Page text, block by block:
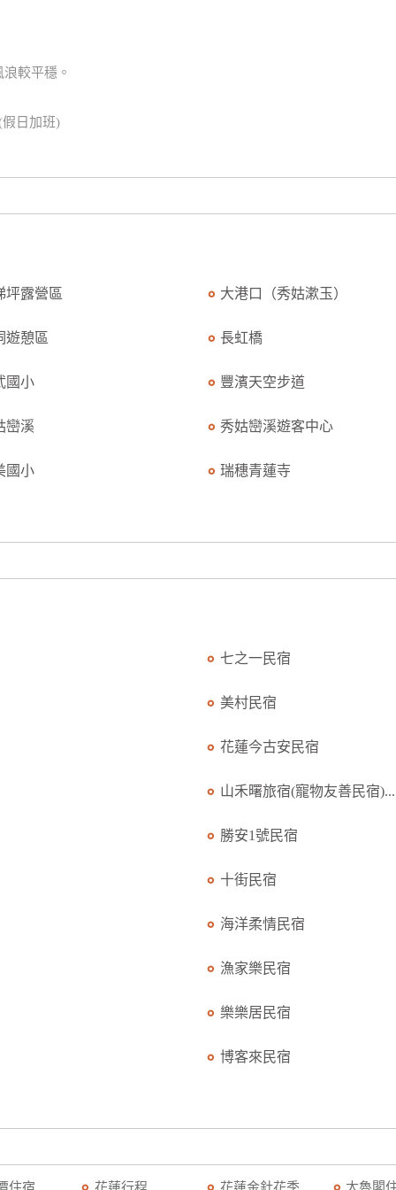
較平穩。
假日加班)
坪露營區 大港口（秀姑漱玉）
遊憩區 長虹橋
國小 豐濱天空步道
巒溪 秀姑巒溪遊客中心
國小 瑞穗青蓮寺
七之一民宿
美村民宿
花蓮今古安民宿
山禾曙旅宿(寵物友善民宿)...
勝安1號民宿
十街民宿
海洋柔情民宿
漁家樂民宿
樂樂居民宿
博客來民宿